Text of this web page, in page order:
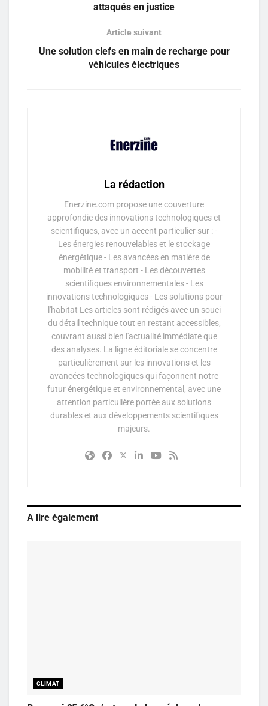
attaqués en justice
Article suivant
Une solution clefs en main de recharge pour
véhicules électriques
La rédaction
Enerzine.com propose une couverture
approfondie des innovations technologiques et
scientifiques, avec un accent particulier sur : -
Les énergies renouvelables et le stockage
énergétique - Les avancées en matière de
mobilité et transport - Les découvertes
scientifiques environnementales - Les
innovations technologiques - Les solutions pour
l'habitat Les articles sont rédigés avec un souci
du détail technique tout en restant accessibles,
couvrant aussi bien l'actualité immédiate que
des analyses. La ligne éditoriale se concentre
particulièrement sur les innovations et les
avancées technologiques qui façonnent notre
futur énergétique et environnemental, avec une
attention particulière portée aux solutions
durables et aux développements scientifiques
majeurs.
A lire également
CLIMAT